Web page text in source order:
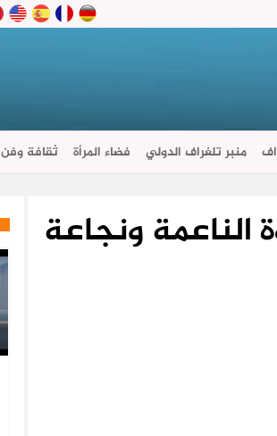
منبر تلغراف الدولي فضاء المرأة ثقافة وفن
الناعمة ونجاعة